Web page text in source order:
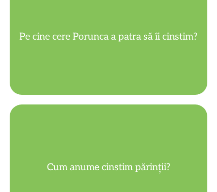
Pe cine cere Porunca a patra să îi cinstim?
Pe părinți (tata și mama), bunici și alte
Cum anume cinstim părinții?
Respectându‑i, iubindu‑i, ascultându‑i,